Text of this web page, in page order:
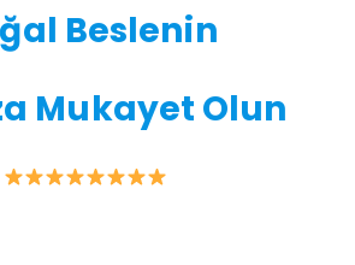
Beslenin
Mukayet Olun